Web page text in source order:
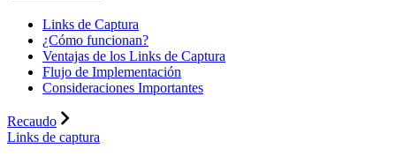
Links de Captura
¿Cómo funcionan?
Ventajas de los Links de Captura
Flujo de Implementación
Consideraciones Importantes
Recaudo
Links de captura